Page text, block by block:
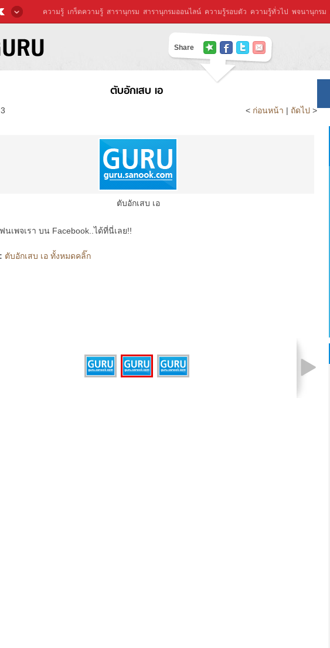
ความรู้ เกร็ดความรู้ สารานุกรม สารานุกรมออนไลน์ ความรู้รอบตัว ความรู้ทั่วไป พจนานุกรม
Share
ตับอักเสบ เอ
< ก่อนหน้า | ถัดไป >
ตับอักเสบ เอ
นเพจเรา บน Facebook..ได้ที่นี่เลย!!
ตับอักเสบ เอ ทั้งหมดคลิ๊ก